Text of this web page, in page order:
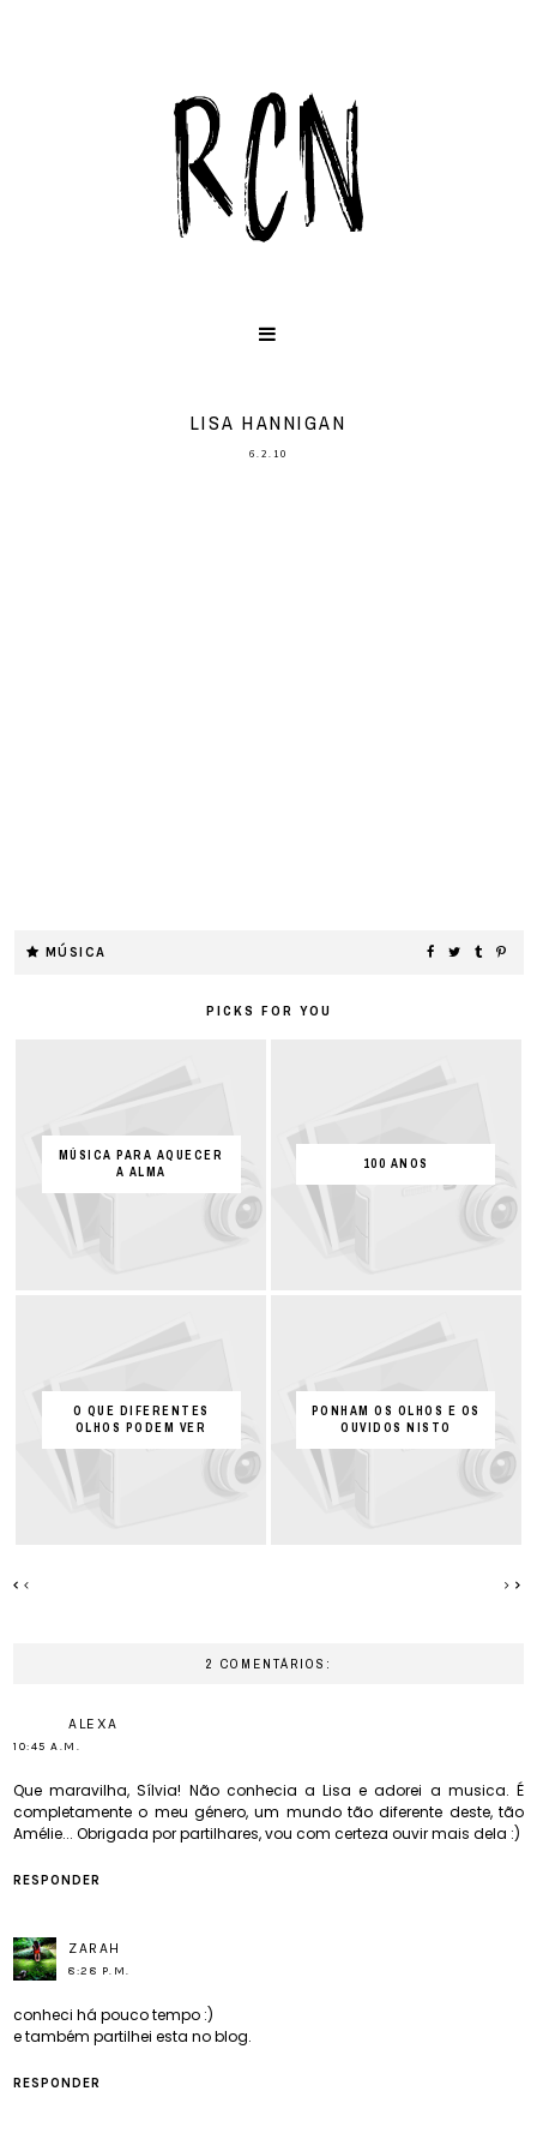
LISA HANNIGAN
6.2.10
MÚSICA
PICKS FOR YOU
MÚSICA PARA AQUECER
A ALMA
100 ANOS
O QUE DIFERENTES
OLHOS PODEM VER
PONHAM OS OLHOS E OS
OUVIDOS NISTO
2 COMENTÁRIOS:
ALEXA
10:45 A.M.
Que maravilha, Sílvia! Não conhecia a Lisa e adorei a musica. É
completamente o meu género, um mundo tão diferente deste, tão
Amélie... Obrigada por partilhares, vou com certeza ouvir mais dela :)
RESPONDER
ZARAH
8:28 P.M.
conheci há pouco tempo :)
e também partilhei esta no blog.
RESPONDER